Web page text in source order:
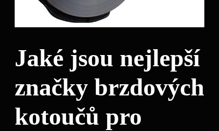
Jaké jsou nejlepší
značky brzdových
kotoučů pro